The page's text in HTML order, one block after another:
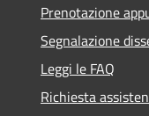
Prenotazione
Segnalazione
Leggi le FAQ
Richiesta